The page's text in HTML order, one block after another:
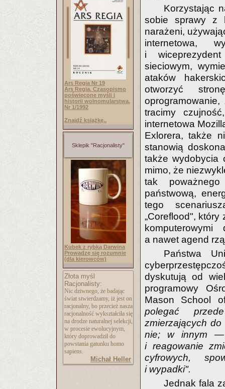
Ars Regia Nr 19
Ars Regia. Czasopismo
poświęcone myśli i
historii wolnomularstwa.
Nr 1/1992
Znajdź książkę..
Sklepik "Racjonalisty"
Kubek z rybką Darwina
Prowadzę się rozumnie
(dla kierowców)
Złota myśl
Racjonalisty:
Nic dziwnego, że badając
świat stwierdzamy, iż jest on
racjonalny, bo przecież nasza
racjonalność wykształciła się
na drodze naturalnej selekcji,
w procesie ewolucyjnym,
który doprowadził do
powstania gatunku homo
sapiens.
Michał Heller
Korzystając
sobie sprawy z
narażeni,
internetowa,
i
sieciowym,
ataków
otworzyć
tracimy
internetowa
Exlorera, także
stanowią
także wydobycia
mimo, że
tak
państwową,
tego
„Coreflood", który
a nawet agend
Państwa
dyskutują od
programowy
Mason School
polegać
zmierzających
nie; w innym —
i reagowanie
cyfrowych,
i wypadki".
Jednak fala